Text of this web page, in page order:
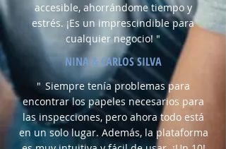
accesible, ahorrándome tiempo y
estrés. ¡Es un imprescindible para
cualquier negocio! "
NINA & CARLOS SILVA
" Siempre tenía problemas para
encontrar los papeles necesarios para
las inspecciones, pero ahora todo está
en un solo lugar. Además, la plataforma